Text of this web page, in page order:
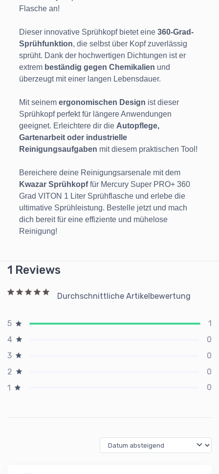
Flasche an!
Dieser innovative Sprühkopf bietet eine 360-Grad-
Sprühfunktion, die selbst über Kopf zuverlässig
sprüht. Dank der hochwertigen Dichtungen ist er
extrem beständig gegen Chemikalien und
überzeugt mit einer langen Lebensdauer.
Mit seinem ergonomischen Design ist dieser
Sprühkopf perfekt für längere Anwendungen
geeignet. Erleichtere dir die Autopflege,
Gartenarbeit oder industrielle
Reinigungsaufgaben mit diesem praktischen Tool!
Bereichere deine Reinigungsarsenale mit dem
Kwazar Sprühkopffür Mercury Super PRO+ 360
Grad VITON 1 Liter Sprühflasche und erlebe die
ultimative Sprühleistung. Bestelle jetzt und mach
dich bereit für eine effiziente und mühelose
Reinigung!
1 Reviews
Durchschnittliche Artikelbewertung
5
1
4
0
3
0
2
0
1
0